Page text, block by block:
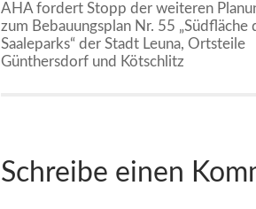
AHA fordert Stopp der weiteren
zum Bebauungsplan Nr. 55 „Südfläche
Saaleparks“ der Stadt Leuna, Ortsteile
Günthersdorf und Kötschlitz
Schreibe einen